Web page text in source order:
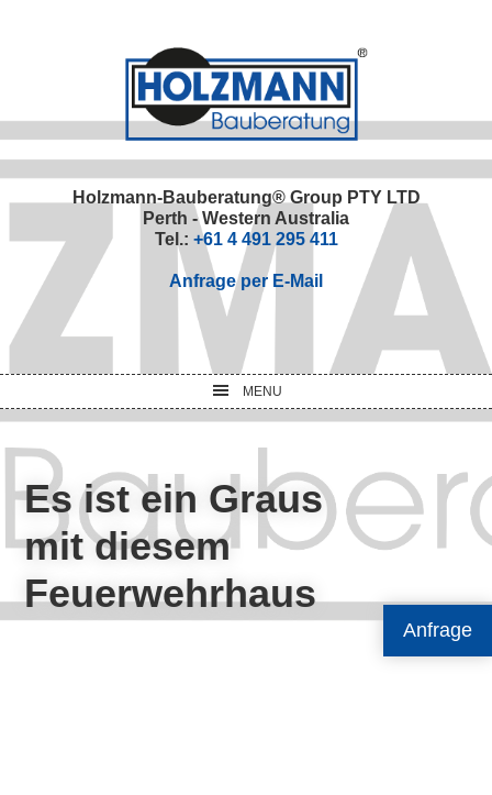
Anfrage
Holzmann-Bauberatung® Group PTY LTD
Perth - Western Australia
Tel.: +61 4 491 295 411
Anfrage per E-Mail
MENU
Es ist ein Graus
mit diesem
Feuerwehrhaus